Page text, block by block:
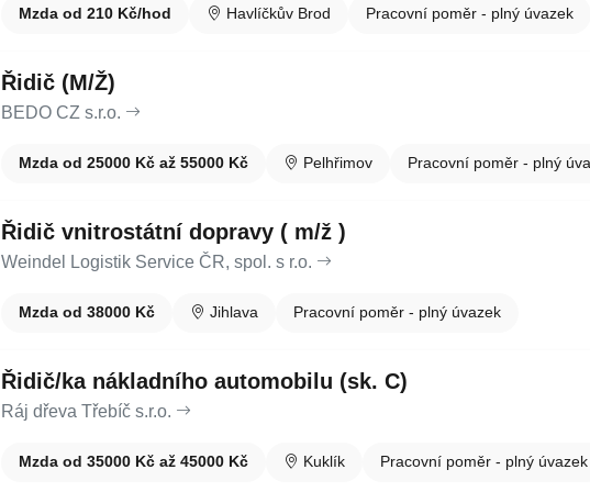
Mzda od 210 Kč/hod Havlíčkův Brod Pracovní poměr - plný úvazek
Řidič (M/Ž)
BEDO CZ s.r.o.
Mzda od 25000 Kč až 55000 Kč Pelhřimov Pracovní poměr - plný
Řidič vnitrostátní dopravy ( m/ž )
Weindel Logistik Service ČR, spol. s r.o.
Mzda od 38000 Kč Jihlava Pracovní poměr - plný úvazek
Řidič/ka nákladního automobilu (sk. C)
Ráj dřeva Třebíč s.r.o.
Mzda od 35000 Kč až 45000 Kč Kuklík Pracovní poměr - plný úvazek